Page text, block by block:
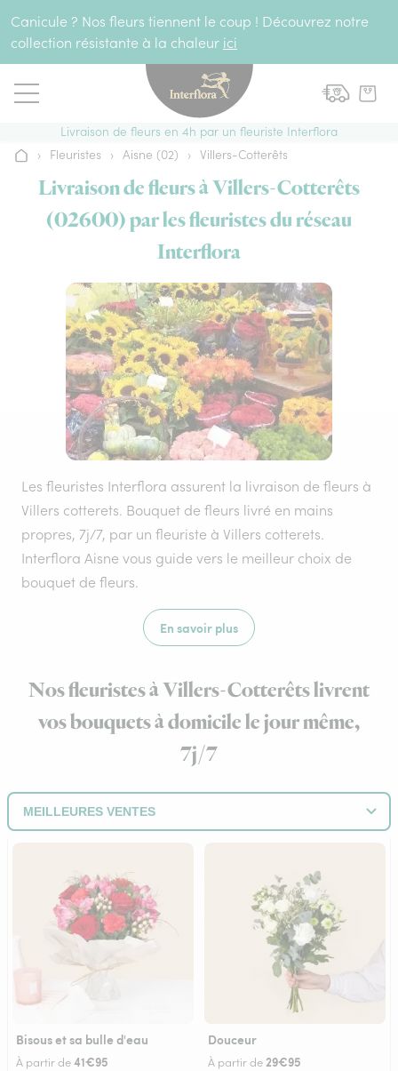
Canicule ? Nos fleurs tiennent le coup ! Découvrez notre
collection résistante à la chaleur ici
Livraison de fleurs en 4h par un fleuriste Interflora
Accueil
› Fleuristes › Aisne (02) › Villers-Cotterêts
Livraison de fleurs à Villers-Cotterêts
(02600) par les fleuristes du réseau
Interflora
Les fleuristes Interflora assurent la livraison de fleurs à
Villers cotterets. Bouquet de fleurs livré en mains
propres, 7j/7, par un fleuriste à Villers cotterets.
Interflora Aisne vous guide vers le meilleur choix de
bouquet de fleurs.
En savoir plus
Nos fleuristes à Villers-Cotterêts livrent
vos bouquets à domicile le jour même,
7j/7
Bisous et sa bulle d'eau
À partir de41€95
Douceur
À partir de29€95